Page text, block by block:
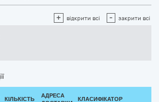
+ відкрити всі - закрити всі
КІЛЬКІСТЬ
АДРЕСА
КЛАСИФІКАТОР